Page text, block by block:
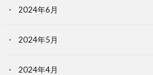
2024年6月
2024年5月
2024年4月